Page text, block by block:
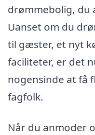
drømmebolig, du
Uanset om du
til gæster, et nyt
faciliteter, er det
nogensinde at få
fagfolk.
Når du anmoder